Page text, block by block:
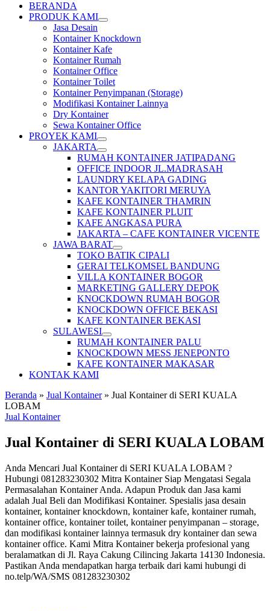
BERANDA
PRODUK KAMI
Jasa Desain
Kontainer Knockdown
Kontainer Kafe
Kontainer Rumah
Kontainer Office
Kontainer Toilet
Kontainer Penyimpanan (Storage)
Modifikasi Kontainer Lainnya
Dry Kontainer
Sewa Kontainer Office
PROYEK KAMI
JAKARTA
RUMAH KONTAINER JATIPADANG
OFFICE INDOOR JL.MADRASAH
LAUNDRY KELAPA GADING
KANTOR YAKITORI MERUYA
KAFE KONTAINER THAMRIN
KAFE KONTAINER PLUIT
KAFE ANGKASA PURA
JAKARTA – CAFE KONTAINER VICENTE
JAWA BARAT
TOKO BATIK CIPALI
GERAI TELKOMSEL BANDUNG
VILLA KONTAINER BOGOR
MARKETING GALLERY DEPOK
KNOCKDOWN RUMAH BOGOR
KNOCKDOWN OFFICE BEKASI
KAFE KONTAINER BEKASI
SULAWESI
RUMAH KONTAINER PALU
KNOCKDOWN MESS JENEPONTO
KAFE KONTAINER MAKASAR
KONTAK KAMI
Beranda » Jual Kontainer » Jual Kontainer di SERI KUALA
LOBAM
Jual Kontainer
Jual Kontainer di SERI KUALA LOBAM
Anda Mencari Jual Kontainer di SERI KUALA LOBAM ?
Hubungi 081283230302 Mitra Kontainer Siap Mengatasi Segala
Permasalahan Kontainer Anda. Adapun Produk dan Jasa kami
adalah Jual Beli dan Modifikasi Kontainer. Spesialis jasa desain
kontainer, kontainer knockdown, kontainer kafe, kontainer rumah,
kontainer office, kontainer toilet, kontainer penyimpanan – storage,
dan modifikasi kontainer lainnya termasuk dry kontainer dan sewa
kontainer office. Kami Mitra Kontainer bekerja profesional yang
beralamatkan di Jl. Raya Cakung Cilincing Jakarta 14130 Indonesia.
Pastikan Anda mendapatkan harga terbaik dari kami hubungi di
no.telp/WA/SMS 081283230302